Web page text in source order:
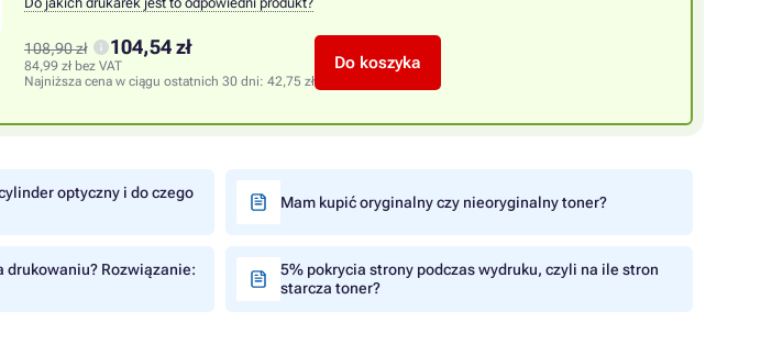
108,90 zł 104,54 zł
84,99 zł bez VAT
Najniższa cena w ciągu ostatnich 30 dni: 42,75 zł
Do koszyka
optyczny i do czego
Mam kupić oryginalny czy nieoryginalny toner?
drukowaniu? Rozwiązanie:
5% pokrycia strony podczas wydruku, czyli na ile stron
starcza toner?